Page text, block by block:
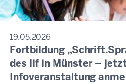
19.05.2026
Fortbildung
des lif in Münster –
Infoveranstaltung